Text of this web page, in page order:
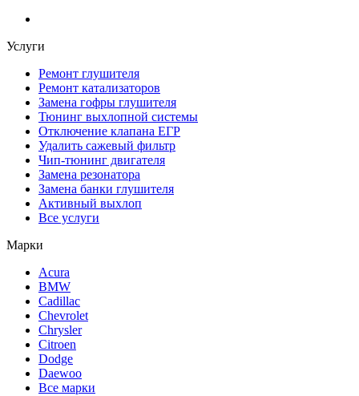
Услуги
Ремонт глушителя
Ремонт катализаторов
Замена гофры глушителя
Тюнинг выхлопной системы
Отключение клапана ЕГР
Удалить сажевый фильтр
Чип-тюнинг двигателя
Замена резонатора
Замена банки глушителя
Активный выхлоп
Все услуги
Марки
Acura
BMW
Cadillac
Chevrolet
Chrysler
Citroen
Dodge
Daewoo
Все марки